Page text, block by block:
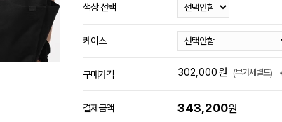
색상 선택
케이스
구매가격 302,000원 (부가세별도)
결제금액 343,200원